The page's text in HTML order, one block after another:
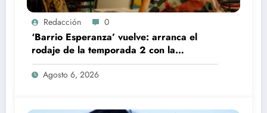
Redacción 0
‘Barrio Esperanza’ vuelve: arranca el
rodaje de la temporada 2 con la
incorporación de María Castro
Agosto 6, 2026